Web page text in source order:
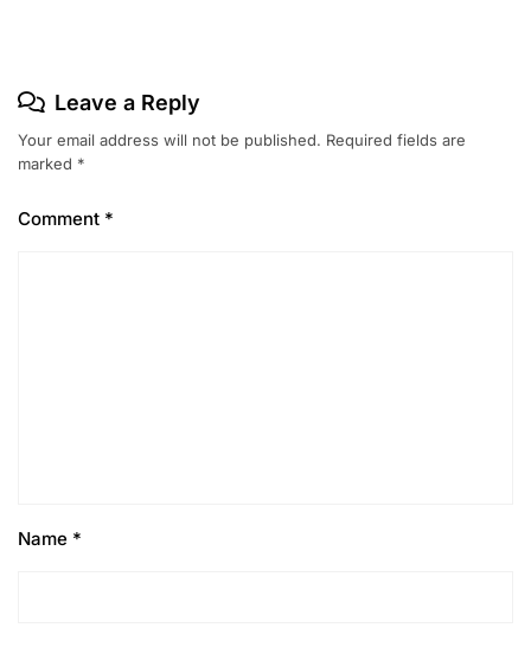
Leave a Reply
Your email address will not be published. Required fields are
marked *
Comment *
Name *